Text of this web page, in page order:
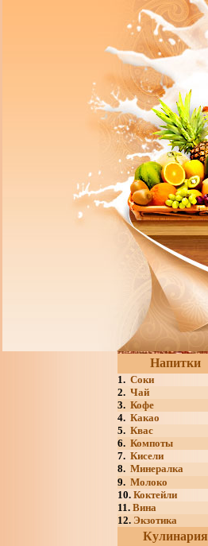
Напитки
1. Соки
2. Чай
3. Кофе
4. Какао
5. Квас
6. Компоты
7. Кисели
8. Минералка
9. Молоко
10. Коктейли
11. Вина
12. Экзотика
Кулинария